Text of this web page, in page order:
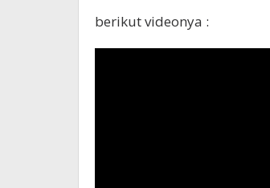
berikut videonya :